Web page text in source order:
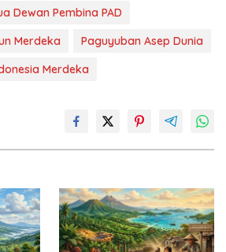
Dewan Pembina PAD
Merdeka
Paguyuban Asep Dunia
Merdeka